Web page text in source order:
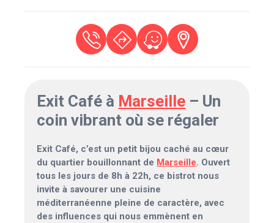
Exit Café à Marseille – Un
coin vibrant où se régaler
Exit Café, c’est un petit bijou caché au cœur
du quartier bouillonnant de Marseille. Ouvert
tous les jours de 8h à 22h, ce bistrot nous
invite à savourer une cuisine
méditerranéenne pleine de caractère, avec
des influences qui nous emmènent en